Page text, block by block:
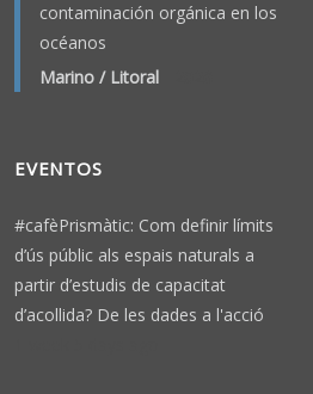
contaminación orgánica en los
océanos
Marino / Litoral
EVENTOS
#cafèPrismàtic: Com definir límits
d’ús públic als espais naturals a
partir d’estudis de capacitat
d’acollida? De les dades a l'acció